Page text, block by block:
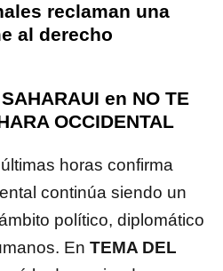
reclaman una
al derecho
en NO TE
OCCIDENTAL
horas confirma
continúa siendo un
político, diplomático
En TEMA DEL